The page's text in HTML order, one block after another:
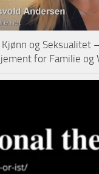
og Seksualitet
for Familie og